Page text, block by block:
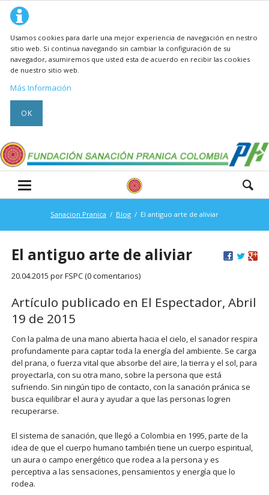
Usamos cookies para darle una mejor experiencia de navegación en nestro
sitio web. Si continua navegando sin cambiar la configuración de su
navegador, asumiremos que usted esta de acuerdo en recibir las cookies
de nuestro sitio web.
Más Información
OK
Sanacion Pranica Blog El antiguo arte de aliviar
El antiguo arte de aliviar
20.04.2015 por FSPC (0 comentarios)
Artículo publicado en El Espectador, Abril
19 de 2015
Con la palma de una mano abierta hacia el cielo, el sanador respira
profundamente para captar toda la energía del ambiente. Se carga
del prana, o fuerza vital que absorbe del aire, la tierra y el sol, para
proyectarla, con su otra mano, sobre la persona que está
sufriendo. Sin ningún tipo de contacto, con la sanación pránica se
busca equilibrar el aura y ayudar a que las personas logren
recuperarse.
El sistema de sanación, que llegó a Colombia en 1995, parte de la
idea de que el cuerpo humano también tiene un cuerpo espiritual,
un aura o campo energético que rodea a la persona y es
perceptiva a las sensaciones, pensamientos y energía que lo
rodea.